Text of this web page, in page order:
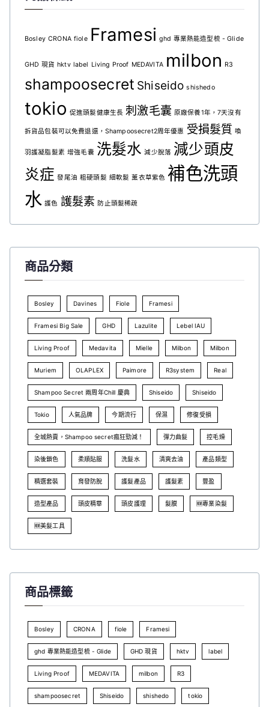
Bosley CRONA fiole Framesi ghd 專業熱能造型梳 - Glide
GHD 現貨 hktv label Living Proof MEDAVITA milbon R3
shampoosecret Shiseido shishedo
tokio 促進頭髮健康生長 刺激毛囊 原廠保養1年，7天沒有
拆貨品包裝可以免費退還，Shampoosecret2周年優惠 受損髮質 喚
羽護凝脂髮素 增強毛囊 洗髮水 減少脫落 減少頭皮
炎症 發尾油 粗硬頭髮 細軟髮 薰衣草紫色 補色洗頭
水 護色 護髮素 防止頭髮稀疏
商品分類
Bosley Davines Fiole Framesi
Framesi Big Sale GHD Lazulite Lebel IAU
Living Proof Medavita Mielle Milbon Milbon
Muriem OLAPLEX Paimore R3system Real
Shampoo Secret 兩周年Chill 慶典 Shiseido Shiseido
Tokio 人氣品牌 今期流行 保濕 修復受損
全城熱賣，Shampoo secret瘋狂勁減！ 彈力曲髮 控毛燥
染後鎖色 柔順貼服 洗髮水 清爽去油 產品類型
精選套裝 育發防脫 護髮產品 護髮素 豐盈
造型產品 頭皮精華 頭皮護理 髮膜 🆕專業染髮
🆕美髮工具
商品標籤
Bosley CRONA fiole Framesi
ghd 專業熱能造型梳 - Glide GHD 現貨 hktv label
Living Proof MEDAVITA milbon R3
shampoosecret Shiseido shishedo tokio